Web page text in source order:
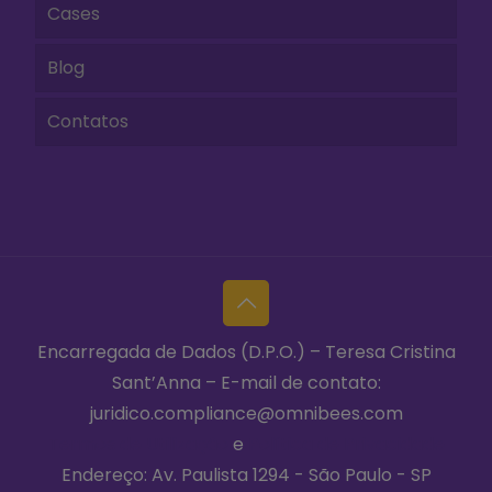
Cases
Blog
Contatos
Encarregada de Dados (D.P.O.) – Teresa Cristina
Sant’Anna – E-mail de contato:
juridico.compliance@omnibees.com
e
Endereço: Av. Paulista 1294 - São Paulo - SP